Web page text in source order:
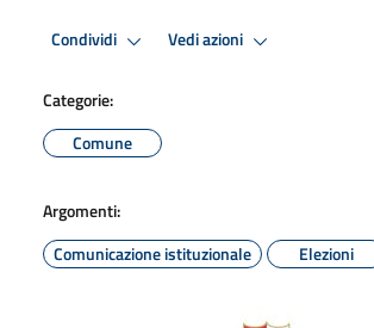
Condividi Vedi azioni
Categorie:
Comune
Argomenti:
Comunicazione istituzionale
Elezioni